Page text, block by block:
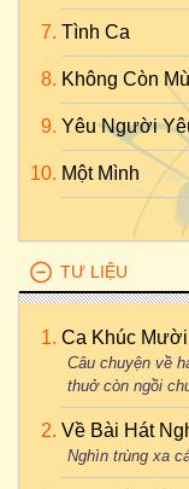
Tình Ca
Không Còn
Yêu Người
Một Mình
TƯ LIỆU
Ca Khúc
Câu chuyện về
thuở còn ngồi
Về Bài Hát
Nghìn trùng xa